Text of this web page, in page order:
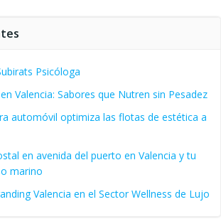
Psicóloga
Valencia: Sabores que Nutren sin Pesadez
automóvil optimiza las flotas de estética a
en avenida del puerto en Valencia y tu
marino
Valencia en el Sector Wellness de Lujo